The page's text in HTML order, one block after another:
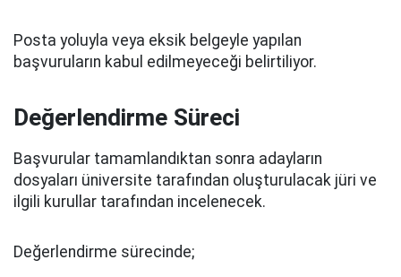
Posta yoluyla veya eksik belgeyle yapılan
başvuruların kabul edilmeyeceği belirtiliyor.
Değerlendirme Süreci
Başvurular tamamlandıktan sonra adayların
dosyaları üniversite tarafından oluşturulacak jüri ve
ilgili kurullar tarafından incelenecek.
Değerlendirme sürecinde;